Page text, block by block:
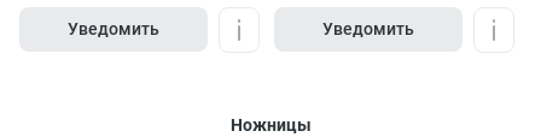
Уведомить Уведомить
Ножницы